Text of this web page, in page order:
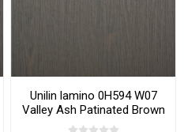
Unilin lamino 0H594 W07
Valley Ash Patinated Brown
2800x2070x19 mm